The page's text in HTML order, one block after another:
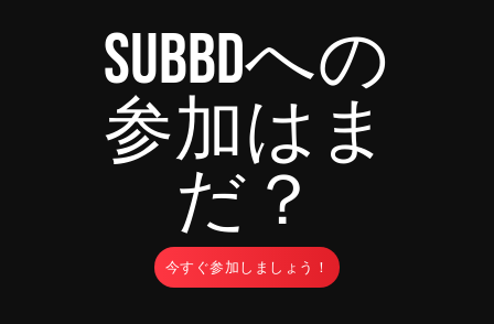
SUBBDへの
参加はま
だ？
今すぐ参加しましょう！